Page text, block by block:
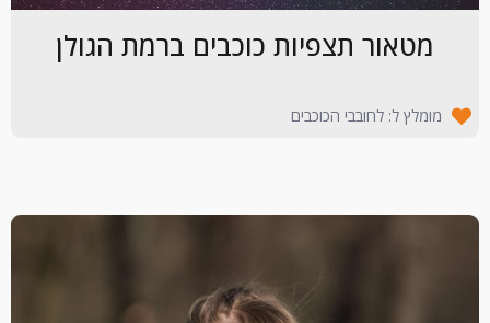
מטאור תצפיות כוכבים ברמת הגולן
מומלץ ל: לחובבי הכוכבים